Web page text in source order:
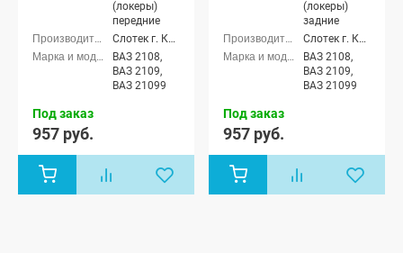
(локеры)
передние
Слотек г. Казань
ВАЗ 2108,
ВАЗ 2109,
ВАЗ 21099
Под заказ
957 руб.
(локеры)
задние
Слотек г. Казань
ВАЗ 2108,
ВАЗ 2109,
ВАЗ 21099
Под заказ
957 руб.